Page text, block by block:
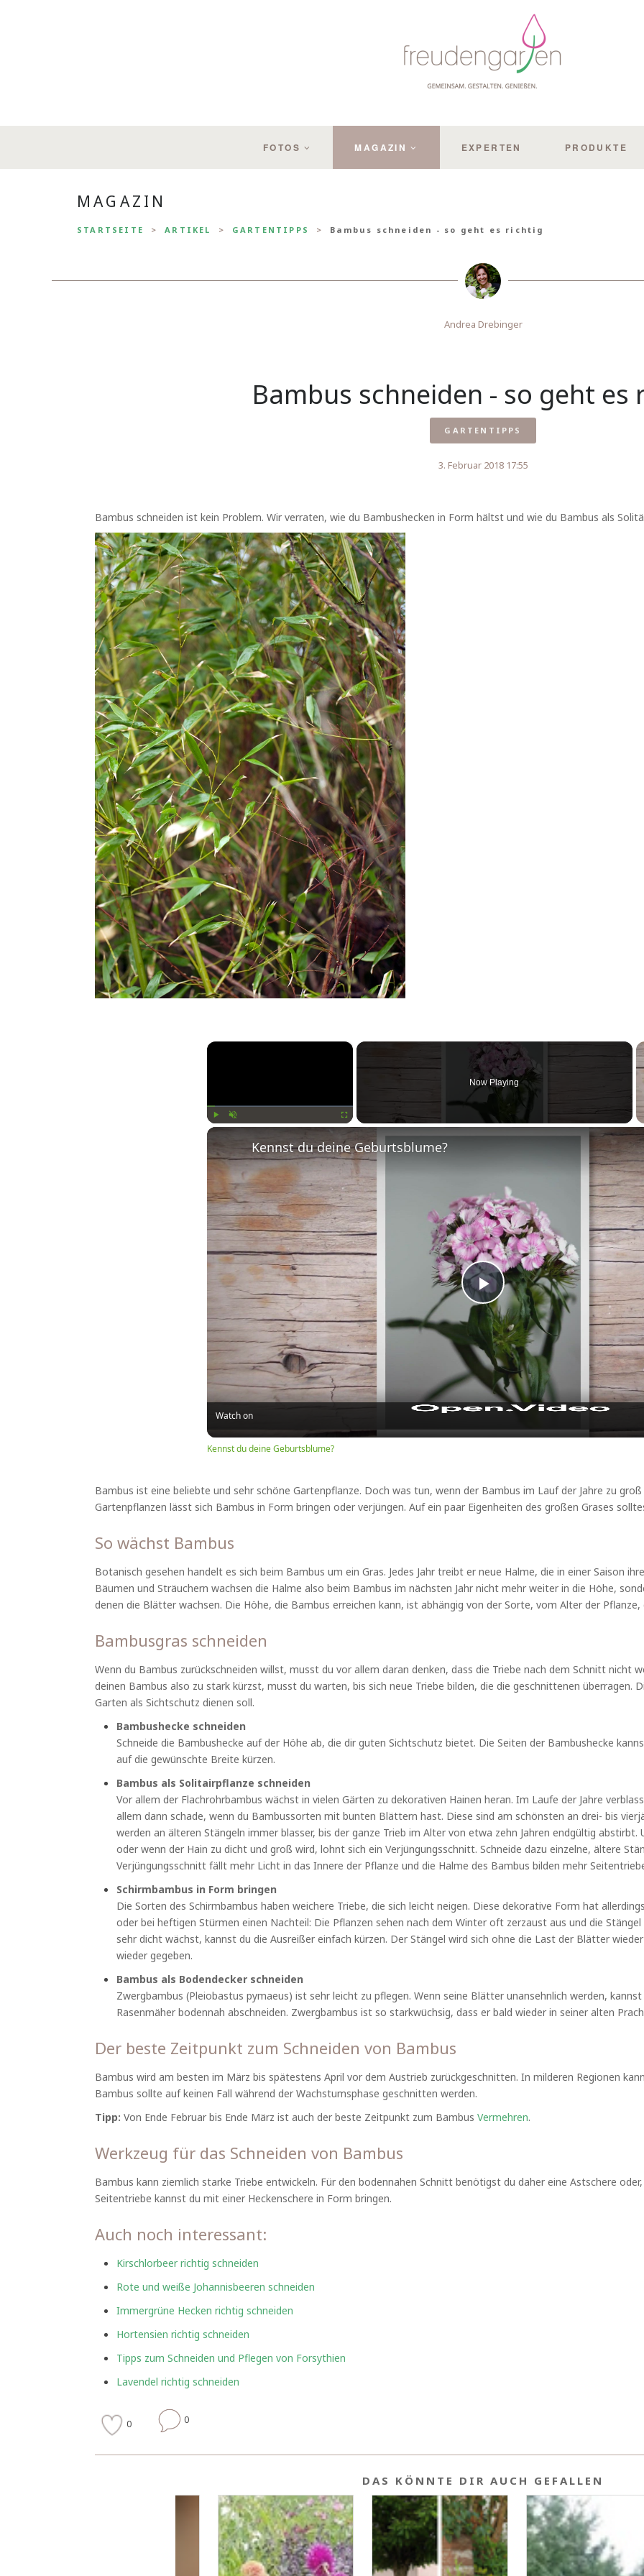
FOTOS MAGAZIN EXPERTEN PRODUKTE
MAGAZIN
STARTSEITE ARTIKEL GARTENTIPPS Bambus schneiden - so geht es richtig
Andrea Drebinger
Bambus schneiden - so geht es
GARTENTIPPS
3. Februar 2018 17:55
Bambus schneiden ist kein Problem. Wir verraten, wie du Bambushecken in Form hältst und wie du Bambus als
×
Now Playing
Play
Video
Kennst du deine Geburtsblume?
Watch on
Kennst du deine Geburtsblume?
Bambus ist eine beliebte und sehr schöne Gartenpflanze. Doch was tun, wenn der Bambus im Lauf der Jahre zu
Gartenpflanzen lässt sich Bambus in Form bringen oder verjüngen. Auf ein paar Eigenheiten des großen Grases
So wächst Bambus
Botanisch gesehen handelt es sich beim Bambus um ein Gras. Jedes Jahr treibt er neue Halme, die in einer Saison
Bäumen und Sträuchern wachsen die Halme also beim Bambus im nächsten Jahr nicht mehr weiter in die Höhe,
denen die Blätter wachsen. Die Höhe, die Bambus erreichen kann, ist abhängig von der Sorte, vom Alter der
Bambusgras schneiden
Wenn du Bambus zurückschneiden willst, musst du vor allem daran denken, dass die Triebe nach dem Schnitt nicht
deinen Bambus also zu stark kürzst, musst du warten, bis sich neue Triebe bilden, die die geschnittenen überragen.
Garten als Sichtschutz dienen soll.
Bambushecke schneiden
Schneide die Bambushecke auf der Höhe ab, die dir guten Sichtschutz bietet. Die Seiten der Bambushecke
auf die gewünschte Breite kürzen.
Bambus als Solitairpflanze schneiden
Vor allem der Flachrohrbambus wächst in vielen Gärten zu dekorativen Hainen heran. Im Laufe der Jahre
allem dann schade, wenn du Bambussorten mit bunten Blättern hast. Diese sind am schönsten an drei- bis
werden an älteren Stängeln immer blasser, bis der ganze Trieb im Alter von etwa zehn Jahren endgültig abstirbt.
oder wenn der Hain zu dicht und groß wird, lohnt sich ein Verjüngungsschnitt. Schneide dazu einzelne, ältere
Verjüngungsschnitt fällt mehr Licht in das Innere der Pflanze und die Halme des Bambus bilden mehr
Schirmbambus in Form bringen
Die Sorten des Schirmbambus haben weichere Triebe, die sich leicht neigen. Diese dekorative Form hat
oder bei heftigen Stürmen einen Nachteil: Die Pflanzen sehen nach dem Winter oft zerzaust aus und die
sehr dicht wächst, kannst du die Ausreißer einfach kürzen. Der Stängel wird sich ohne die Last der Blätter
wieder gegeben.
Bambus als Bodendecker schneiden
Zwergbambus (Pleiobastus pymaeus) ist sehr leicht zu pflegen. Wenn seine Blätter unansehnlich werden,
Rasenmäher bodennah abschneiden. Zwergbambus ist so starkwüchsig, dass er bald wieder in seiner alten
Der beste Zeitpunkt zum Schneiden von Bambus
Bambus wird am besten im März bis spätestens April vor dem Austrieb zurückgeschnitten. In milderen Regionen
Bambus sollte auf keinen Fall während der Wachstumsphase geschnitten werden.
Tipp: Von Ende Februar bis Ende März ist auch der beste Zeitpunkt zum Bambus Vermehren.
Werkzeug für das Schneiden von Bambus
Bambus kann ziemlich starke Triebe entwickeln. Für den bodennahen Schnitt benötigst du daher eine Astschere
Seitentriebe kannst du mit einer Heckenschere in Form bringen.
Auch noch interessant:
Kirschlorbeer richtig schneiden
Rote und weiße Johannisbeeren schneiden
Immergrüne Hecken richtig schneiden
Hortensien richtig schneiden
Tipps zum Schneiden und Pflegen von Forsythien
Lavendel richtig schneiden
0 0
DAS KÖNNTE DIR AUCH GEFALLEN